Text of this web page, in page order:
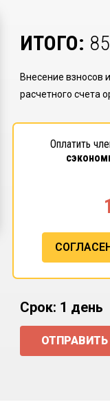
ИТОГО:
Внесение взносов
расчетного счета
Оплатить
Срок: 1 день